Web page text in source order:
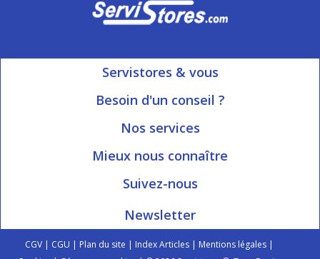
Servistores & vous
Mon compte
Besoin d'un conseil ?
Ouvert du Lundi au Vendredi
Nos services
Informations livraison
Blog Servistores
Plan du site
Index articles
Mieux nous connaître
Qui sommes-nous?
Engagé avec vous
On parle de nous
Suivez-nous
Newsletter
CGV | CGU | Plan du site | Index Articles | Mentions légales |